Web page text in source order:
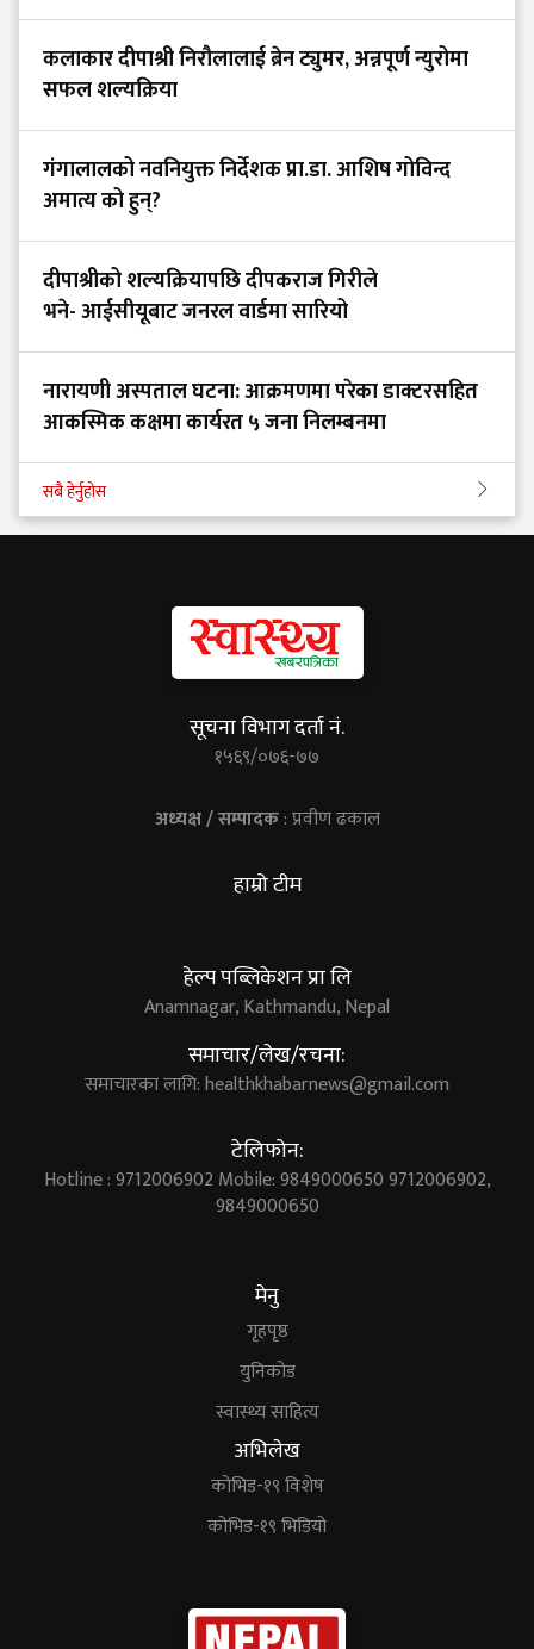
कलाकार दीपाश्री निरौलालाई ब्रेन ट्युमर, अन्नपूर्ण न्युरोमा
सफल शल्यक्रिया
गंगालालको नवनियुक्त निर्देशक प्रा.डा. आशिष गोविन्द
अमात्य को हुन्?
दीपाश्रीको शल्यक्रियापछि दीपकराज गिरीले
भने- आईसीयूबाट जनरल वार्डमा सारियो
नारायणी अस्पताल घटना: आक्रमणमा परेका डाक्टरसहित
आकस्मिक कक्षमा कार्यरत ५ जना निलम्बनमा
सबै हेर्नुहोस
सूचना विभाग दर्ता नं.
१५६९/०७६-७७
अध्यक्ष / सम्पादक: प्रवीण ढकाल
हाम्रो टीम
हेल्प पब्लिकेशन प्रा लि
Anamnagar, Kathmandu, Nepal
समाचार/लेख/रचना:
समाचारका लागि:healthkhabarnews@gmail.com
टेलिफोन:
Hotline : 9712006902 Mobile: 9849000650 9712006902,
9849000650
मेनु
गृहपृष्ठ
युनिकोड
स्वास्थ्य साहित्य
अभिलेख
कोभिड-१९ विशेष
कोभिड-१९ भिडियो